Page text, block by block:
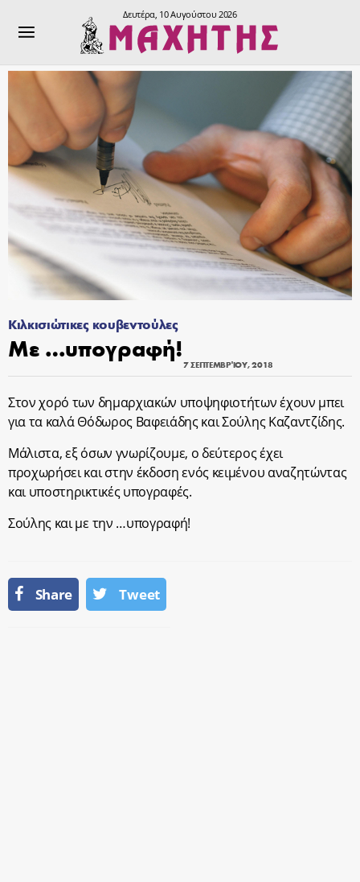
Δευτέρα, 10 Αυγούστου 2026
Κιλκισιώτικες κουβεντούλες
Με …υπογραφή!
7 ΣΕΠΤΕΜΒΡΊΟΥ, 2018
Στον χορό των δημαρχιακών υποψηφιοτήτων έχουν μπει
για τα καλά Θόδωρος Βαφειάδης και Σούλης Καζαντζίδης.
Μάλιστα, εξ όσων γνωρίζουμε, ο δεύτερος έχει
προχωρήσει και στην έκδοση ενός κειμένου αναζητώντας
και υποστηρικτικές υπογραφές.
Σούλης και με την …υπογραφή!
Share Tweet